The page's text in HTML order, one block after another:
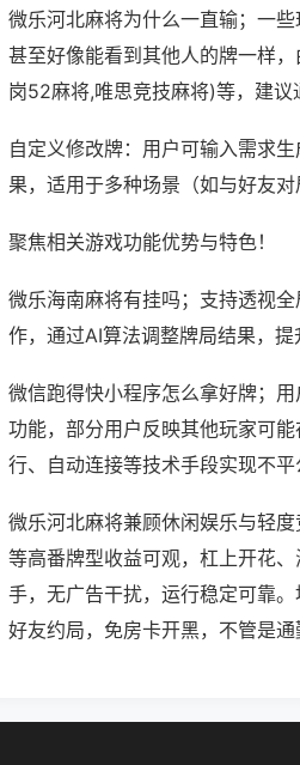
微乐河北麻将为什么一直输；一
甚至好像能看到其他人的牌一样
岗52麻将,唯思竞技麻将)等，建议
自定义修改牌：用户可输入需求
果，适用于多种场景（如与好友
聚焦相关游戏功能优势与特色！
微乐海南麻将有挂吗；支持透视
作，通过AI算法调整牌局结果，提
微信跑得快小程序怎么拿好牌；用
功能，部分用户反映其他玩家可
行、自动连接等技术手段实现不平
微乐河北麻将兼顾休闲娱乐与轻
等高番牌型收益可观，杠上开花
手，无广告干扰，运行稳定可靠
好友约局，免房卡开黑，不管是